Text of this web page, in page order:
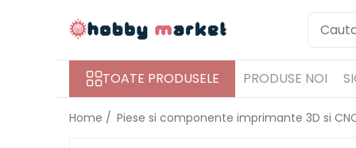
Filamente imprimante 3DTOATE PRODUSELE PRODUSE NOI
Home / Piese si componente imprimante 3D si